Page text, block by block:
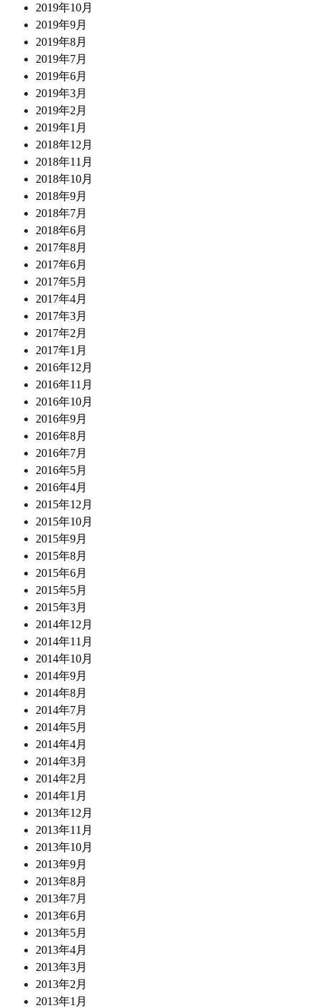
2019年10月
2019年9月
2019年8月
2019年7月
2019年6月
2019年3月
2019年2月
2019年1月
2018年12月
2018年11月
2018年10月
2018年9月
2018年7月
2018年6月
2017年8月
2017年6月
2017年5月
2017年4月
2017年3月
2017年2月
2017年1月
2016年12月
2016年11月
2016年10月
2016年9月
2016年8月
2016年7月
2016年5月
2016年4月
2015年12月
2015年10月
2015年9月
2015年8月
2015年6月
2015年5月
2015年3月
2014年12月
2014年11月
2014年10月
2014年9月
2014年8月
2014年7月
2014年5月
2014年4月
2014年3月
2014年2月
2014年1月
2013年12月
2013年11月
2013年10月
2013年9月
2013年8月
2013年7月
2013年6月
2013年5月
2013年4月
2013年3月
2013年2月
2013年1月